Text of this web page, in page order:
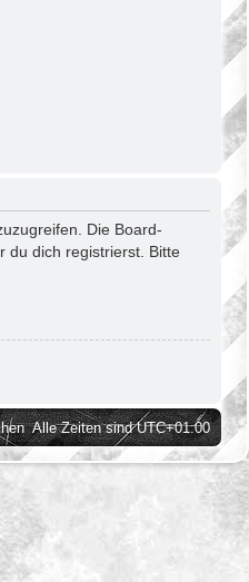
Die Board-
du dich registrierst. Bitte
Alle Zeiten sindUTC+01:00